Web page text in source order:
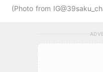
Photo from